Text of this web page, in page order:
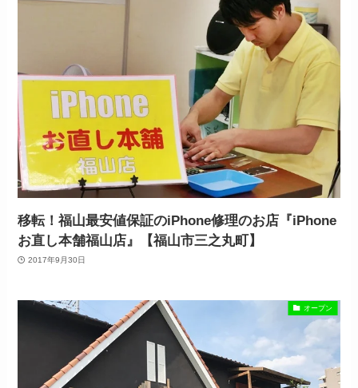
移転！福山最安値保証のiPhone修理のお店『iPhone
お直し本舗福山店』【福山市三之丸町】
2017年9月30日
オープン